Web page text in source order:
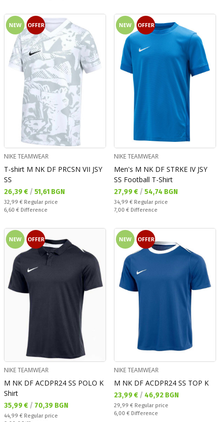
NEW OFFER
NIKE TEAMWEAR
T-shirt M NK DF PRCSN VII JSY
SS
Текуща цена:
26,39 € / 51,61 BGN
Regular price:
32,99 € Regular price
Спестявате:
6,60 € Difference
NEW OFFER
NIKE TEAMWEAR
Men's M NK DF STRKE IV JSY
SS Football T-Shirt
Текуща цена:
27,99 € / 54,74 BGN
Regular price:
34,99 € Regular price
Спестявате:
7,00 € Difference
NEW OFFER
NIKE TEAMWEAR
M NK DF ACDPR24 SS POLO K
Shirt
Текуща цена:
35,99 € / 70,39 BGN
Regular price:
44,99 € Regular price
NEW OFFER
NIKE TEAMWEAR
M NK DF ACDPR24 SS TOP K
Текуща цена:
23,99 € / 46,92 BGN
Regular price:
29,99 € Regular price
Спестявате:
6,00 € Difference